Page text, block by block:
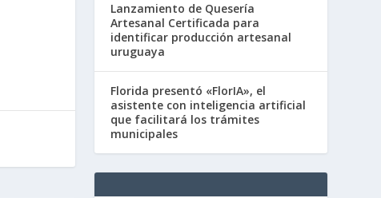
Lanzamiento de Quesería
Artesanal Certificada para
identificar producción artesanal
uruguaya
Florida presentó «FlorIA», el
asistente con inteligencia artificial
que facilitará los trámites
municipales